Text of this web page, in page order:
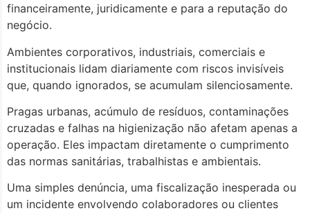
financeiramente, juridicamente e para a reputação do
negócio.
Ambientes corporativos, industriais, comerciais e
institucionais lidam diariamente com riscos invisíveis
que, quando ignorados, se acumulam silenciosamente.
Pragas urbanas, acúmulo de resíduos, contaminações
cruzadas e falhas na higienização não afetam apenas a
operação. Eles impactam diretamente o cumprimento
das normas sanitárias, trabalhistas e ambientais.
Uma simples denúncia, uma fiscalização inesperada ou
um incidente envolvendo colaboradores ou clientes